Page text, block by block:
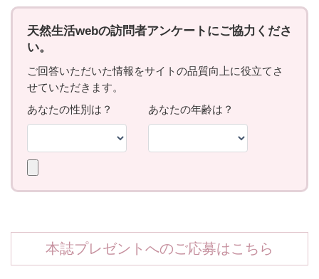
本誌プレゼントへのご応募はこちら